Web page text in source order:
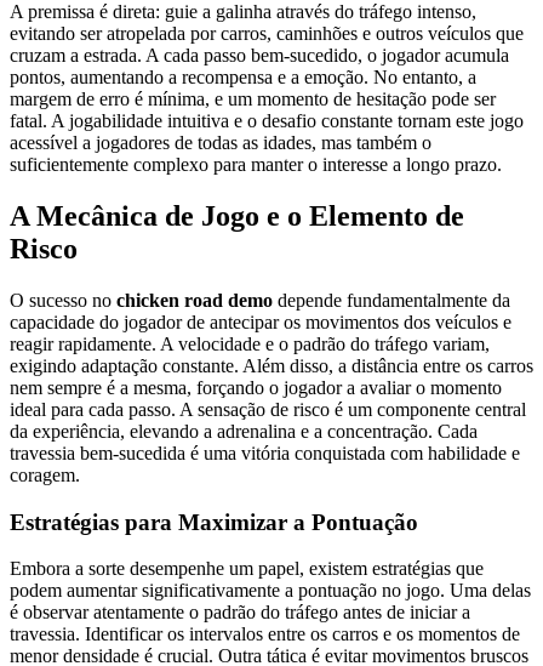
A premissa é direta: guie a galinha através do tráfego intenso,
evitando ser atropelada por carros, caminhões e outros veículos que
cruzam a estrada. A cada passo bem-sucedido, o jogador acumula
pontos, aumentando a recompensa e a emoção. No entanto, a
margem de erro é mínima, e um momento de hesitação pode ser
fatal. A jogabilidade intuitiva e o desafio constante tornam este jogo
acessível a jogadores de todas as idades, mas também o
suficientemente complexo para manter o interesse a longo prazo.
A Mecânica de Jogo e o Elemento de
Risco
O sucesso no chicken road demo depende fundamentalmente da
capacidade do jogador de antecipar os movimentos dos veículos e
reagir rapidamente. A velocidade e o padrão do tráfego variam,
exigindo adaptação constante. Além disso, a distância entre os carros
nem sempre é a mesma, forçando o jogador a avaliar o momento
ideal para cada passo. A sensação de risco é um componente central
da experiência, elevando a adrenalina e a concentração. Cada
travessia bem-sucedida é uma vitória conquistada com habilidade e
coragem.
Estratégias para Maximizar a Pontuação
Embora a sorte desempenhe um papel, existem estratégias que
podem aumentar significativamente a pontuação no jogo. Uma delas
é observar atentamente o padrão do tráfego antes de iniciar a
travessia. Identificar os intervalos entre os carros e os momentos de
menor densidade é crucial. Outra tática é evitar movimentos bruscos